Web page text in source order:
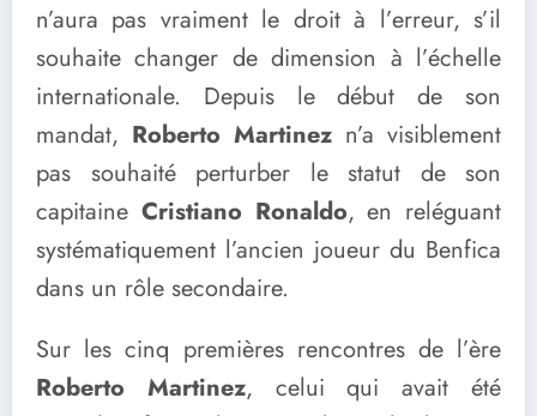
n’aura pas vraiment le droit à l’erreur, s’il
souhaite changer de dimension à l’échelle
internationale. Depuis le début de son
mandat, Roberto Martinez n’a visiblement
pas souhaité perturber le statut de son
capitaine Cristiano Ronaldo, en reléguant
systématiquement l’ancien joueur du Benfica
dans un rôle secondaire.
Sur les cinq premières rencontres de l’ère
Roberto Martinez, celui qui avait été